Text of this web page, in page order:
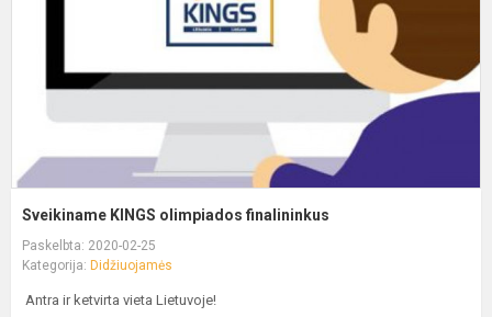
Sveikiname KINGS olimpiados finalininkus
Paskelbta: 2020-02-25
Kategorija: Didžiuojamės
Antra ir ketvirta vieta Lietuvoje!